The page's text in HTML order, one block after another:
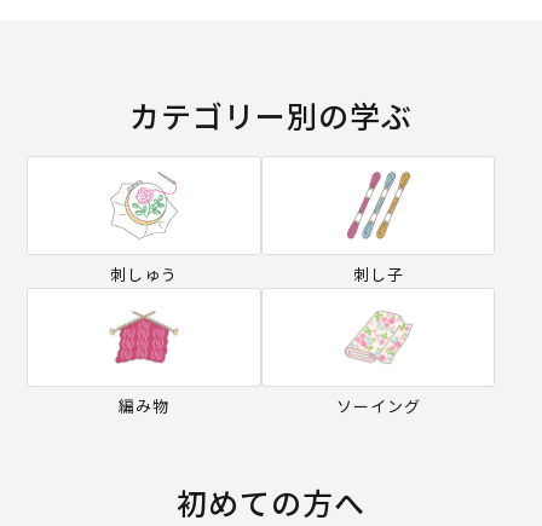
カテゴリー別の学ぶ
刺しゅう 刺し子
編み物 ソーイング
初めての方へ